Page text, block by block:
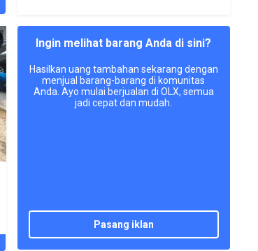
Ingin melihat barang Anda di sini?
Hasilkan uang tambahan sekarang dengan
menjual barang-barang di komunitas
Anda. Ayo mulai berjualan di OLX, semua
jadi cepat dan mudah.
pasang iklan